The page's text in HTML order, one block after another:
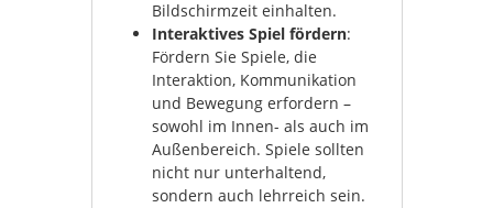
Bildschirmzeit einhalten.
Interaktives Spiel fördern:
Fördern Sie Spiele, die
Interaktion, Kommunikation
und Bewegung erfordern –
sowohl im Innen- als auch im
Außenbereich. Spiele sollten
nicht nur unterhaltend,
sondern auch lehrreich sein.